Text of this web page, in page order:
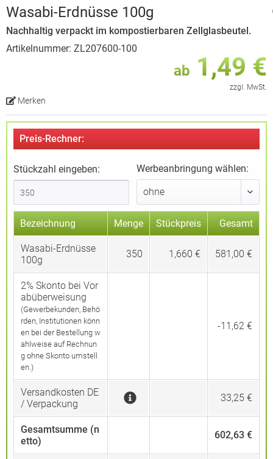
Wasabi-Erdnüsse 100g
Nachhaltig verpackt im kompostierbaren Zellglasbeutel.
Artikelnummer: ZL207600-100
ab 1,49 €
zzgl. MwSt.
Merken
Preis-Rechner:
Stückzahl eingeben: Werbeanbringung wählen:
Bezeichnung Menge Stückpreis Gesamt
Wasabi-Erdnüsse
100g
350 1,660 € 581,00 €
2% Skonto bei Vor
abüberweisung
(Gewerbekunden, Behö
rden, Institutionen könn
en bei der Bestellung w
ahlweise auf Rechnun
g ohne Skonto umstell
en.)
-11,62 €
Versandkosten DE
/ Verpackung
33,25 €
Gesamtsumme (n
etto)
602,63 €